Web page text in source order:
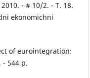
- # 10/2. - T. 18.
ekonomichni
of eurointegration:
- 544 p.